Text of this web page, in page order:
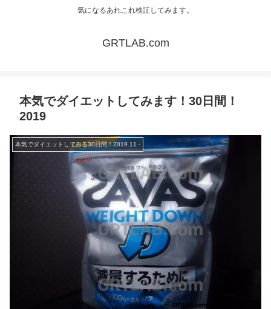
気になるあれこれ検証してみます。
GRTLAB.com
本気でダイエットしてみます！30日間！
2019
本気でダイエットしてみる30日間！2019.11 -